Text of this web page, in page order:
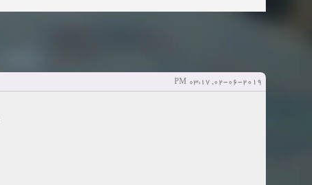
elmi.alireza70
Girls in your town for night - Real-life Females
02-06-2019, 03:17 PM